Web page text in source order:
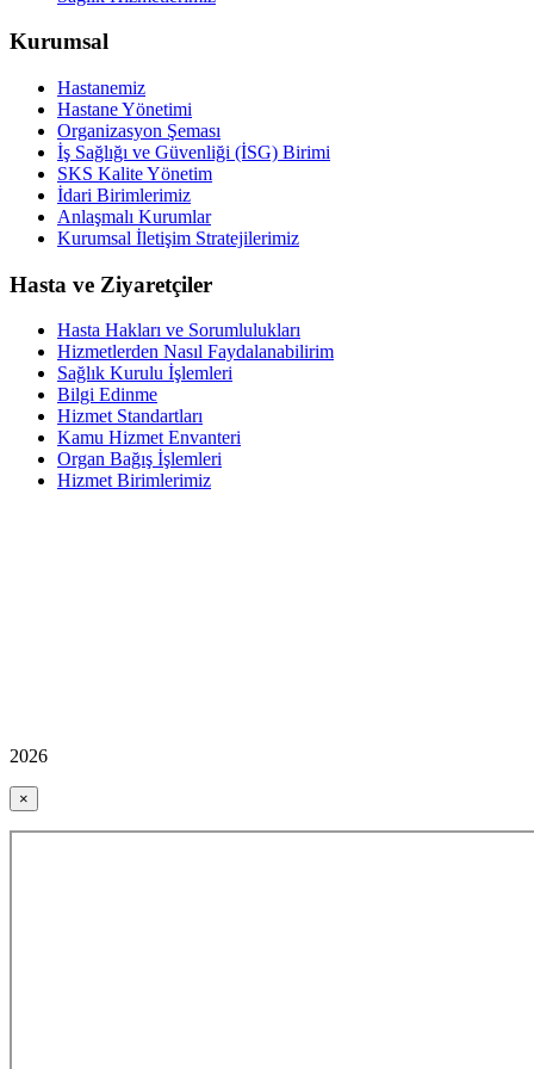
Kurumsal
Hastanemiz
Hastane Yönetimi
Organizasyon Şeması
İş Sağlığı ve Güvenliği (İSG) Birimi
SKS Kalite Yönetim
İdari Birimlerimiz
Anlaşmalı Kurumlar
Kurumsal İletişim Stratejilerimiz
Hasta ve Ziyaretçiler
Hasta Hakları ve Sorumlulukları
Hizmetlerden Nasıl Faydalanabilirim
Sağlık Kurulu İşlemleri
Bilgi Edinme
Hizmet Standartları
Kamu Hizmet Envanteri
Organ Bağış İşlemleri
Hizmet Birimlerimiz
2026
×